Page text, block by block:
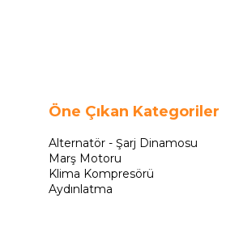
Öne Çıkan Kategoriler
Alternatör - Şarj Dinamosu
Marş Motoru
Klima Kompresörü
Aydınlatma